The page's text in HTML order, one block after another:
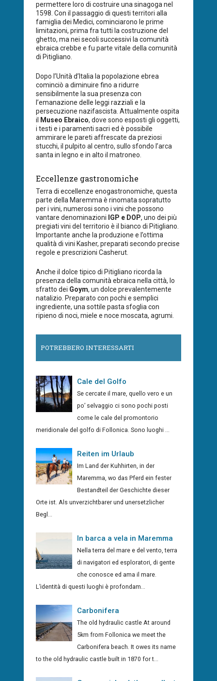
permettere loro di costruire una sinagoga nel
1598. Con il passaggio di questi territori alla
famiglia dei Medici, cominciarono le prime
limitazioni, prima fra tutti la costruzione del
ghetto, ma nei secoli successivi la comunità
ebraica crebbe e fu parte vitale della comunità
di Pitigliano.
Dopo l’Unità d’Italia la popolazione ebrea
cominciò a diminuire fino a ridurre
sensibilmente la sua presenza con
l’emanazione delle leggi razziali e la
persecuzione nazifascista. Attualmente ospita
il
Museo Ebraico, dove sono esposti gli oggetti,
i testi e i paramenti sacri ed è possibile
ammirare le pareti affrescate da preziosi
stucchi, il pulpito al centro, sullo sfondo l’arca
santa in legno e in alto il matroneo.
Eccellenze gastronomiche
Terra di eccellenze enogastronomiche, questa
parte della Maremma è rinomata sopratutto
per i vini, numerosi sono i vini che possono
vantare denominazioni IGP e DOP, uno dei più
pregiati vini del territorio è il bianco di Pitigliano.
Importante anche la produzione e l’ottima
qualità di vini Kasher, preparati secondo precise
regole e prescrizioni Casherut.
Anche il dolce tipico di Pitigliano ricorda la
presenza della comunità ebraica nella città, lo
sfratto dei Goym, un dolce prevalentemente
natalizio. Preparato con pochi e semplici
ingrediente, una sottile pasta sfoglia con
ripieno di noci, miele e noce moscata, agrumi.
POTREBBERO INTERESSARTI
Cale del Golfo
Se cercate il mare, quello vero e un
po’ selvaggio ci sono pochi posti
come le cale del promontorio
meridionale del golfo di Follonica. Sono luoghi ...
Reiten im Urlaub
Im Land der Kuhhirten, in der
Maremma, wo das Pferd ein fester
Bestandteil der Geschichte dieser
Orte ist. Als unverzichtbarer und unersetzlicher
Begl...
In barca a vela in Maremma
Nella terra del mare e del vento, terra
di navigatori ed esploratori, di gente
che conosce ed ama il mare.
L’identità di questi luoghi è profondam...
Carbonifera
The old hydraulic castle At around
5km from Follonica we meet the
Carbonifera beach. It owes its name
to the old hydraulic castle built in 1870 for t...